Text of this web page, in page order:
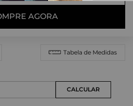
AGORA
Tabela de Medidas